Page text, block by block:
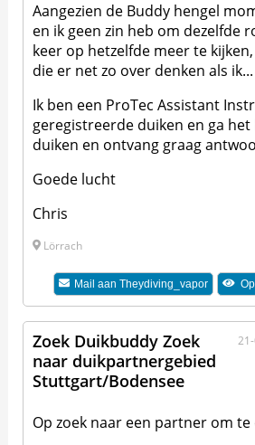
Aangezien de Buddy hengel
en ik geen zin heb om dezelfde
keer op hetzelfde meer te
die er net zo over denken als ik...
Ik ben een ProTec Assistant
geregistreerde duiken en ga
duiken en ontvang graag
Goede lucht
Chris
Lörrach
Mail aanTheydiving_vapor
Zoek Duikbuddy Zoek
naar duikpartnergebied
Stuttgart/Bodensee
Op zoek naar een partner om te